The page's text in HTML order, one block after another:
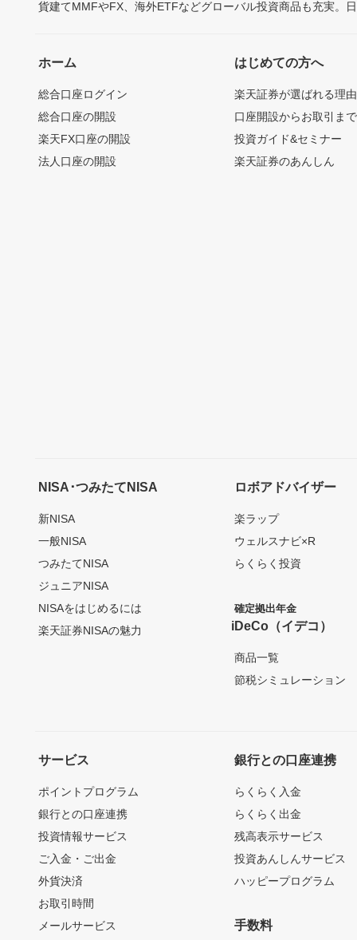
貨建てMMFやFX、海外ETFなどグローバル投資商品も充実。
ホーム
総合口座ログイン
総合口座の開設
楽天FX口座の開設
法人口座の開設
はじめての方へ
楽天証券が選ばれる理由
口座開設からお取引ま
投資ガイド&セミナー
楽天証券のあんしん
NISA･つみたてNISA
新NISA
一般NISA
つみたてNISA
ジュニアNISA
NISAをはじめるには
楽天証券NISAの魅力
ロボアドバイザー
楽ラップ
ウェルスナビ×R
らくらく投資
確定拠出年金
iDeCo（イデコ）
商品一覧
節税シミュレーション
サービス
ポイントプログラム
銀行との口座連携
投資情報サービス
ご入金・ご出金
外貨決済
お取引時間
メールサービス
銀行との口座連携
らくらく入金
らくらく出金
残高表示サービス
投資あんしんサービス
ハッピープログラム
手数料